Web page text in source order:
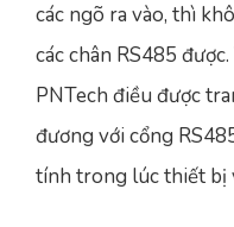
các ngõ ra vào, thì
các chân RS485
PNTech điều được
đương với cổng
tính trong lúc thiết bị